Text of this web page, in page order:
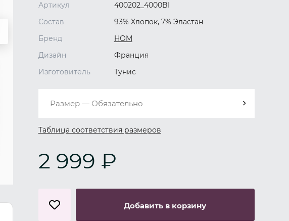
Артикул
400202_4000BI
Состав
93% Хлопок, 7% Эластан
Бренд
HOM
Дизайн
Франция
Изготовитель
Тунис
Размер — Обязательно
Таблица соответствия размеров
2 999 ₽
Добавить в корзину